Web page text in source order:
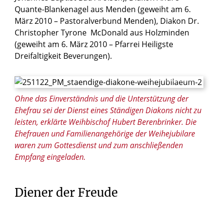
© Thomas Throenle / Erzbistum Paderborn
Ohne das Einverständnis und die Unterstützung der
Ehefrau sei der Dienst eines Ständigen Diakons nicht zu
leisten, erklärte Weihbischof Hubert Berenbrinker. Die
Ehefrauen und Familienangehörige der Weihejubilare
waren zum Gottesdienst und zum anschließenden
Empfang eingeladen.
Quante-Blankenagel aus Menden (geweiht am 6.
März 2010 – Pastoralverbund Menden), Diakon Dr.
Christopher Tyrone McDonald aus Holzminden
(geweiht am 6. März 2010 – Pfarrei Heiligste
Dreifaltigkeit Beverungen).
Diener der Freude